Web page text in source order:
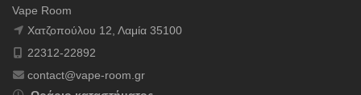
Vape Room
Χατζοπούλου 12, Λαμία 35100
22312-22892
contact@vape-room.gr